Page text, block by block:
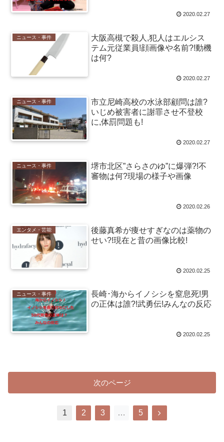
2020.02.27
ニュース・事件
大阪高槻で殺人,犯人はエルシス
テム元従業員!顔画像や名前?!動機
は何?
2020.02.27
ニュース・事件
市立尼崎高校の水泳部顧問は誰?
いじめ被害者に謝罪させ不登校
に,体罰問題も!
2020.02.27
ニュース・事件
堺市北区”さらさのゆ”に爆弾?!不
審物は何?現場の様子や画像
2020.02.26
エンタメ・芸能
後藤真希が痩せすぎなのは薬物の
せい?!現在と昔の画像比較!
2020.02.25
ニュース・事件
長崎･海からイノシシを窒息死!男
の正体は誰?!武勇伝!みんなの反応
2020.02.25
次のページ
1 2 3 … 5
次